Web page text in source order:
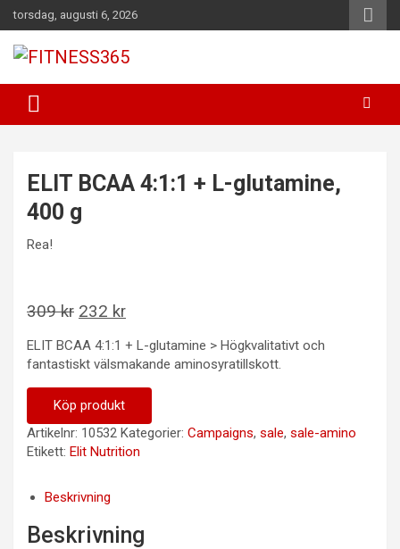
Hoppa
till
innehåll
torsdag, augusti 6, 2026
FITNESS365
ELIT BCAA 4:1:1 + L-glutamine,
400 g
Rea!
309kr Det
priset
309 kr.
232 krDet
priset
ELIT BCAA 4:1:1 + L-glutamine > Högkvalitativt och
fantastiskt välsmakande aminosyratillskott.
Köp produkt
Artikelnr: 10532 Kategorier: Campaigns, sale, sale-amino
Etikett: Elit Nutrition
Beskrivning
Beskrivning